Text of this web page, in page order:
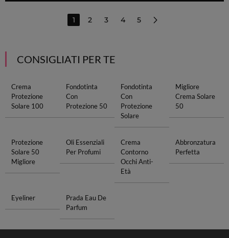
1 2 3 4 5
CONSIGLIATI PER TE
Crema
Protezione
Solare 100
Fondotinta
Con
Protezione 50
Fondotinta
Con
Protezione
Solare
Migliore
Crema Solare
50
Protezione
Solare 50
Migliore
Oli Essenziali
Per Profumi
Crema
Contorno
Occhi Anti-
Età
Abbronzatura
Perfetta
Eyeliner
Prada Eau De
Parfum